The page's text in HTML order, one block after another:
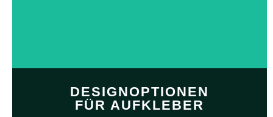
DESIGNOPTIONEN
FÜR AUFKLEBER